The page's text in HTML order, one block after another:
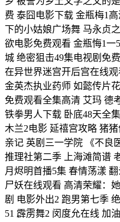
费 泰囧电影下载 金瓶梅1
下的小姑娘广场舞 马永贞
欲电影免费观看 金瓶悔1一
城 绝密狙击49集电视剧免
在异世界迷宫开后宫在线
金英杰执业药师 如懿传片
免费观看全集高清 艾玛 德
铁拳男人下载 卧底48天全
木兰2电影 延禧宫攻略 猪
亲记 英剧三一学院 《不良
推理社第二季 上海滩简谱
月烬明首播5集 春情荡漾
尸妖在线观看 高清荣耀：
剧 电影外出2 跑男第七季
51 霹雳舞2 闵度允在线 加